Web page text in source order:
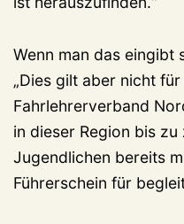
Wenn man das eingibt
„Dies gilt aber nicht
Fahrlehrerverband
in dieser Region bis
Jugendlichen bereits
Führerschein für